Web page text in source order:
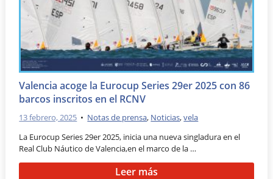
Valencia acoge la Eurocup Series 29er 2025 con 86
barcos inscritos en el RCNV
13 febrero, 2025 • Notas de prensa, Noticias,vela
La Eurocup Series 29er 2025, inicia una nueva singladura en el
Real Club Náutico de Valencia,en el marco de la …
Leer más